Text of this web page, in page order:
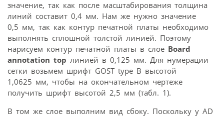
значение, так как после масштабирования толщина
линий составит 0,4 мм. Нам же нужно значение
0,5 мм, так как контур печатной платы необходимо
выполнять сплошной толстой линией. Поэтому
нарисуем контур печатной платы в слое Board
annotation top линией в 0,125 мм. Для нумерации
сетки возьмем шрифт GOST type B высотой
1,0625 мм, чтобы на окончательном чертеже
получить шрифт высотой 2,5 мм (табл. 1).
В том же слое выполним вид сбоку. Поскольку у AD